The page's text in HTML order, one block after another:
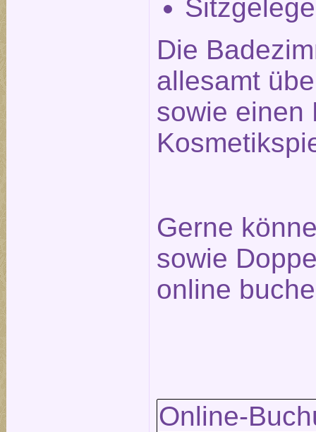
Die
allesamt
sowie einen
Gerne
sowie
online
Online-